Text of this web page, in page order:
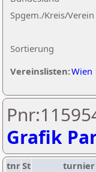
Sortierung
Spgem./Kreis/Verein
Vereinslisten:Wien
Grafik
tnrSt turnier